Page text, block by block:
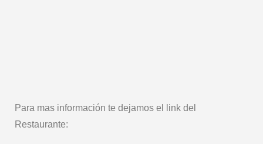
Para mas información te dejamos el link del
Restaurante: